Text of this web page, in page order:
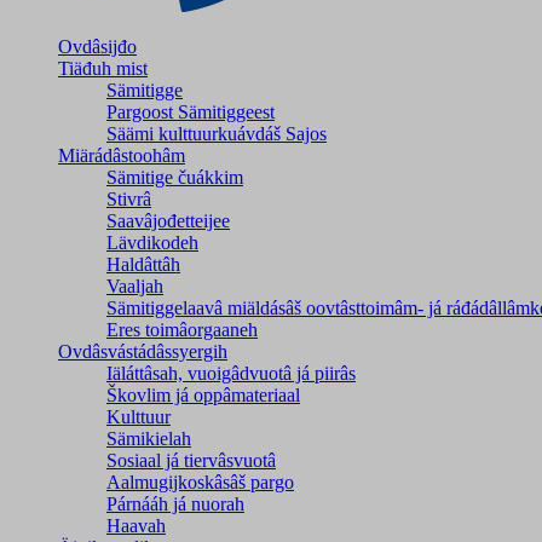
Ovdâsijđo
Tiäđuh mist
Sämitigge
Pargoost Sämitiggeest
Säämi kulttuurkuávdáš Sajos
Miärádâstoohâm
Sämitige čuákkim
Stivrâ
Saavâjođetteijee
Lävdikodeh
Haldâttâh
Vaaljah
Sämitiggelaavâ miäldásâš oovtâsttoimâm- já
Eres toimâorgaaneh
Ovdâsvástádâssyergih
Iäláttâsah, vuoigâdvuotâ já piirâs
Škovlim já oppâmateriaal
Kulttuur
Sämikielah
Sosiaal já tiervâsvuotâ
Aalmugijkoskâsâš pargo
Párnááh já nuorah
Haavah